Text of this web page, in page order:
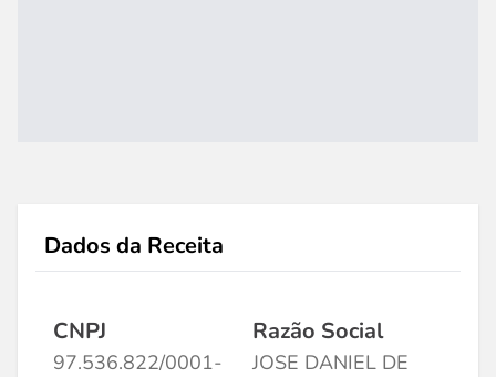
Dados da Receita
CNPJ
97.536.822/0001-
Razão Social
JOSE DANIEL DE